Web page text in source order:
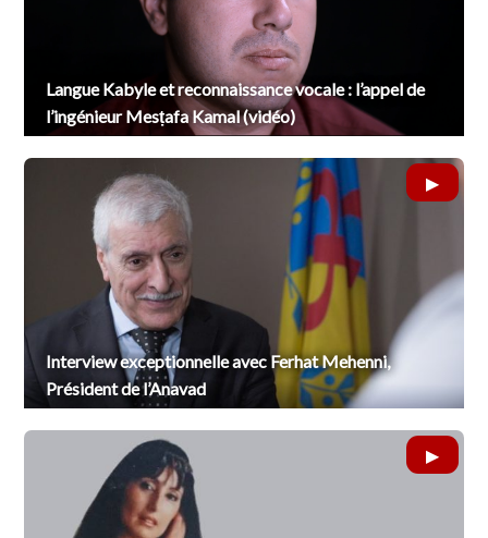
Langue Kabyle et reconnaissance vocale : l’appel de
l’ingénieur Mesṭafa Kamal (vidéo)
Interview exceptionnelle avec Ferhat Mehenni,
Président de l’Anavad